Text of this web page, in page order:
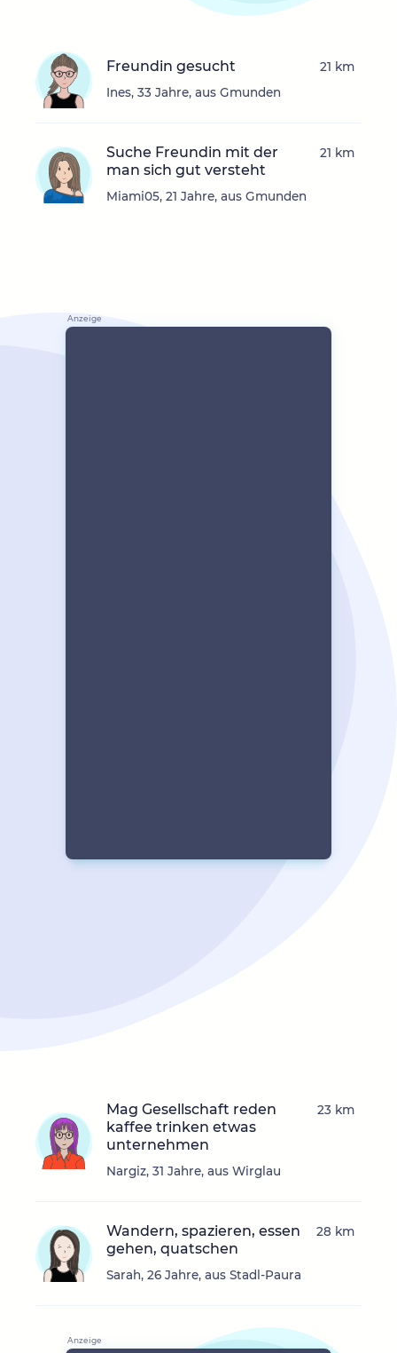
Freundin gesucht
Ines, 33 Jahre, aus Gmunden
21 km
Suche Freundin mit der
man sich gut versteht
Miami05, 21 Jahre, aus Gmunden
21 km
Mag Gesellschaft reden
kaffee trinken etwas
unternehmen
Nargiz, 31 Jahre, aus Wirglau
23 km
Wandern, spazieren, essen
gehen, quatschen
Sarah, 26 Jahre, aus Stadl-Paura
28 km